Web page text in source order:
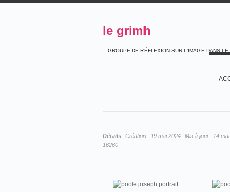
le grimh
GROUPE DE RÉFLEXION SUR L'IMAGE DANS LE
Détails Création : 19 mai 2024 Mis à jour : 14
16260